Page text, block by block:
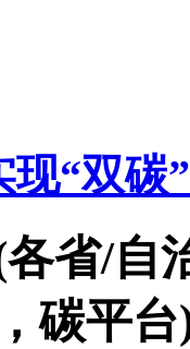
“双碳
省/自
碳平台